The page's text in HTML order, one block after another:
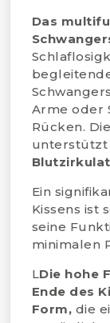
Das
Arme oder
Rücken.
unterstützt
Ein
Kissens ist
seine
minimalen
LDie hohe
Ende des
Form, die